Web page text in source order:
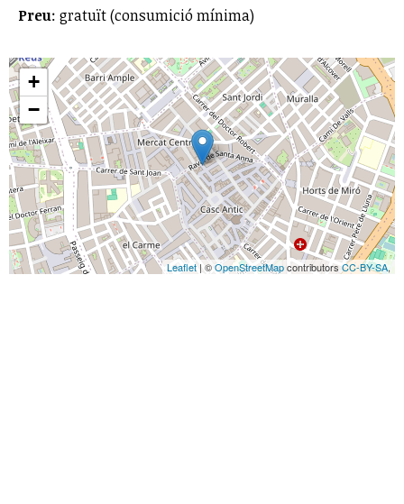
Preu: gratuït (consumició mínima)
+
−
Leaflet| ©OpenStreetMapcontributorsCC-BY-SA,